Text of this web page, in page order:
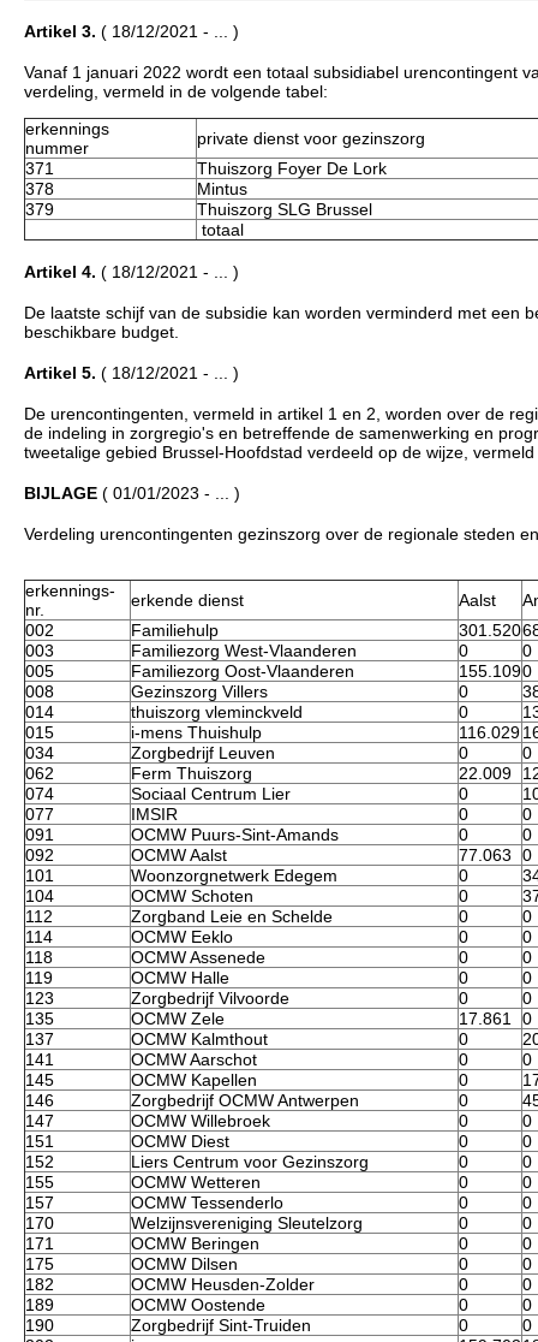
Artikel 3. ( 18/12/2021 - ... )
Vanaf 1 januari 2022 wordt een totaal subsidiabel urencontingent
verdeling, vermeld in de volgende tabel:
erkennings
nummer
private dienst voor gezinszorg
371
Thuiszorg Foyer De Lork
378
Mintus
379
Thuiszorg SLG Brussel
totaal
Artikel 4. ( 18/12/2021 - ... )
De laatste schijf van de subsidie kan worden verminderd met een
beschikbare budget.
Artikel 5. ( 18/12/2021 - ... )
De urencontingenten, vermeld in artikel 1 en 2, worden over de
de indeling in zorgregio's en betreffende de samenwerking en
tweetalige gebied Brussel-Hoofdstad verdeeld op de wijze,
BIJLAGE ( 01/01/2023 - ... )
Verdeling urencontingenten gezinszorg over de regionale steden
erkennings-
nr.
erkende dienst Aalst
002
Familiehulp 301.520
003
Familiezorg West-Vlaanderen 0
0
005
Familiezorg Oost-Vlaanderen 155.1090
008
Gezinszorg Villers 0
014
thuiszorg vleminckveld 0
015
i-mens Thuishulp 116.029
034
Zorgbedrijf Leuven 0
0
062
Ferm Thuiszorg 22.009
074
Sociaal Centrum Lier 0
077
IMSIR 0
0
091
OCMW Puurs-Sint-Amands 0
0
092
OCMW Aalst 77.063
0
101
Woonzorgnetwerk Edegem 0
104
OCMW Schoten 0
112
Zorgband Leie en Schelde 0
0
114
OCMW Eeklo 0
0
118
OCMW Assenede 0
0
119
OCMW Halle 0
0
123
Zorgbedrijf Vilvoorde 0
0
135
OCMW Zele 17.861
0
137
OCMW Kalmthout 0
141
OCMW Aarschot 0
0
145
OCMW Kapellen 0
146
Zorgbedrijf OCMW Antwerpen 0
147
OCMW Willebroek 0
0
151
OCMW Diest 0
0
152
Liers Centrum voor Gezinszorg 0
0
155
OCMW Wetteren 0
0
157
OCMW Tessenderlo 0
0
170
Welzijnsvereniging Sleutelzorg 0
0
171
OCMW Beringen 0
0
175
OCMW Dilsen 0
0
182
OCMW Heusden-Zolder 0
0
189
OCMW Oostende 0
0
190
Zorgbedrijf Sint-Truiden 0
0